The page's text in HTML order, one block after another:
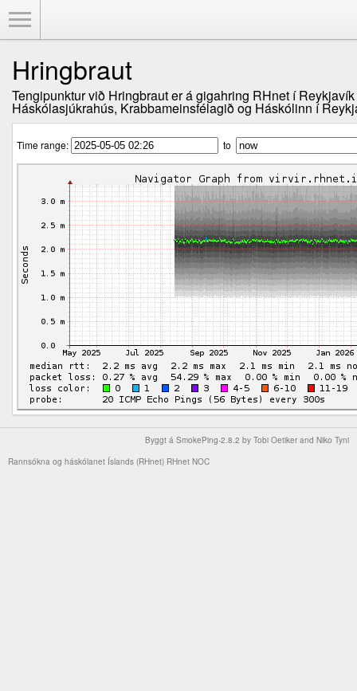
Hringbraut
Tengipunktur við Hringbraut er á gigahring RHnet í
Háskólasjúkrahús, Krabbameinsfélagið og Háskólinn í
Time range: to
Byggt á SmokePing-2.8.2 by Tobi Oetiker and Niko Tyni
Rannsókna og háskólanet Íslands (RHnet) RHnet NOC